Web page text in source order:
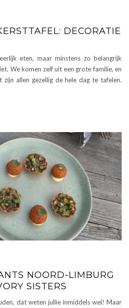
DECORATIE
eten, maar minstens zo belangrijk
We komen zelf uit een grote familie, en
allen gezellig de hele dag te tafelen.
NOORD-LIMBURG
SISTERS
dat weten jullie inmiddels wel! Maar